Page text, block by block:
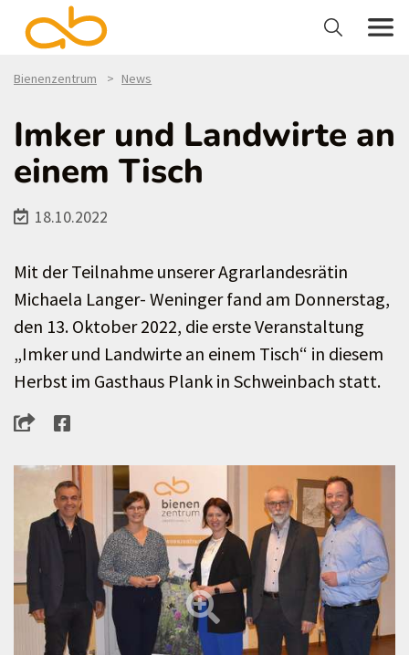
Bienenzentrum News
Imker und Landwirte an
einem Tisch
18.10.2022
Mit der Teilnahme unserer Agrarlandesrätin
Michaela Langer- Weninger fand am Donnerstag,
den 13. Oktober 2022, die erste Veranstaltung
„Imker und Landwirte an einem Tisch“ in diesem
Herbst im Gasthaus Plank in Schweinbach statt.